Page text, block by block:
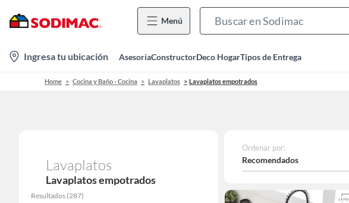
Menú
location-
icon
Ingresa tu ubicación AsesoríaConstructorDeco HogarTipos de Entrega
Home Cocina y Baño - Cocina Lavaplatos Lavaplatos empotrados
Lavaplatos
Lavaplatos empotrados
Resultados (287)
Ordenar por:
Recomendados